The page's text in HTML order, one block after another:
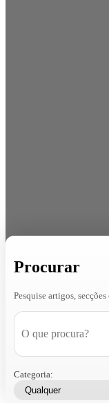
Procurar
Pesquise artigos,
Categoria: